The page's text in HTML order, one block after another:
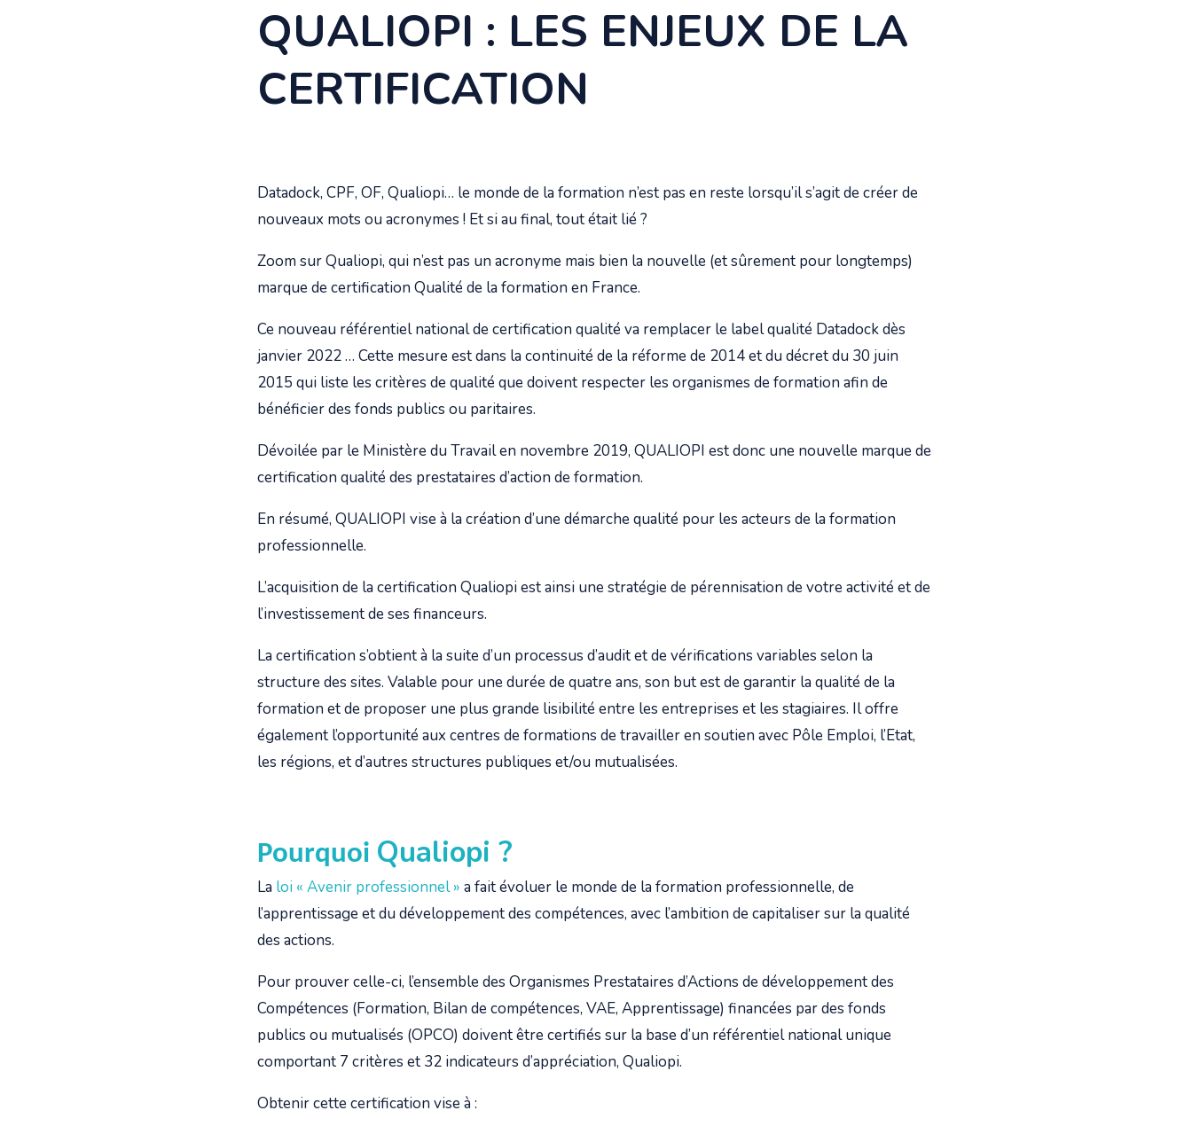
QUALIOPI : LES ENJEUX DE LA
CERTIFICATION
Datadock, CPF, OF, Qualiopi… le monde de la formation n’est pas en reste lorsqu’il s’agit de créer de
nouveaux mots ou acronymes ! Et si au final, tout était lié ?
Zoom sur Qualiopi, qui n’est pas un acronyme mais bien la nouvelle (et sûrement pour longtemps)
marque de certification Qualité de la formation en France.
Ce nouveau référentiel national de certification qualité va remplacer le label qualité Datadock dès
janvier 2022 … Cette mesure est dans la continuité de la réforme de 2014 et du décret du 30 juin
2015 qui liste les critères de qualité que doivent respecter les organismes de formation afin de
bénéficier des fonds publics ou paritaires.
Dévoilée par le Ministère du Travail en novembre 2019, QUALIOPI est donc une nouvelle marque de
certification qualité des prestataires d’action de formation.
En résumé, QUALIOPI vise à la création d’une démarche qualité pour les acteurs de la formation
professionnelle.
L’acquisition de la certification Qualiopi est ainsi une stratégie de pérennisation de votre activité et de
l’investissement de ses financeurs.
La certification s’obtient à la suite d’un processus d’audit et de vérifications variables selon la
structure des sites. Valable pour une durée de quatre ans, son but est de garantir la qualité de la
formation et de proposer une plus grande lisibilité entre les entreprises et les stagiaires. Il offre
également l’opportunité aux centres de formations de travailler en soutien avec Pôle Emploi, l’Etat,
les régions, et d’autres structures publiques et/ou mutualisées.
Pourquoi Qualiopi ?
La loi « Avenir professionnel » a fait évoluer le monde de la formation professionnelle, de
l’apprentissage et du développement des compétences, avec l’ambition de capitaliser sur la qualité
des actions.
Pour prouver celle-ci, l’ensemble des Organismes Prestataires d’Actions de développement des
Compétences (Formation, Bilan de compétences, VAE, Apprentissage) financées par des fonds
publics ou mutualisés (OPCO) doivent être certifiés sur la base d’un référentiel national unique
comportant 7 critères et 32 indicateurs d’appréciation, Qualiopi.
Obtenir cette certification vise à :